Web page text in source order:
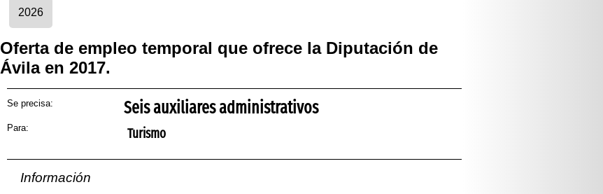
2026
Oferta de empleo temporal que ofrece la Diputación de
Ávila en 2017.
Se precisa: Seis auxiliares administrativos
Para: Turismo
Información